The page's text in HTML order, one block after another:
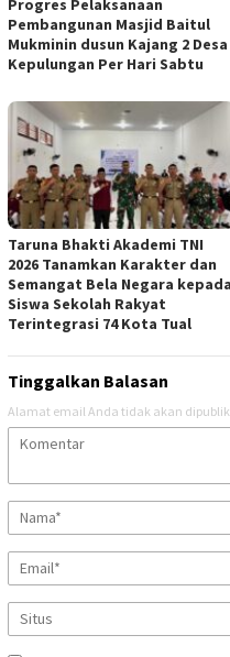
Progres Pelaksanaan
Pembangunan Masjid Baitul
Mukminin dusun Kajang 2 Desa
Kepulungan Per Hari Sabtu
Taruna Bhakti Akademi TNI
2026 Tanamkan Karakter dan
Semangat Bela Negara kepada
Siswa Sekolah Rakyat
Terintegrasi 74 Kota Tual
Tinggalkan Balasan
Alamat email Anda tidak akan